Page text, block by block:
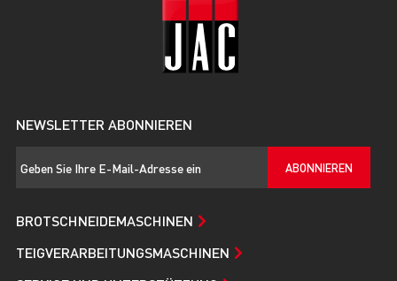
NEWSLETTER ABONNIEREN
ABONNIEREN
BROTSCHNEIDEMASCHINEN
TEIGVERARBEITUNGSMASCHINEN